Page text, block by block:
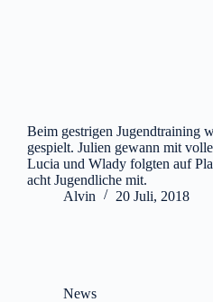
Beim gestrigen Jugendtraining
gespielt. Julien gewann mit
Lucia und Wlady folgten auf
acht Jugendliche mit.
Alvin
20 Juli, 2018
News